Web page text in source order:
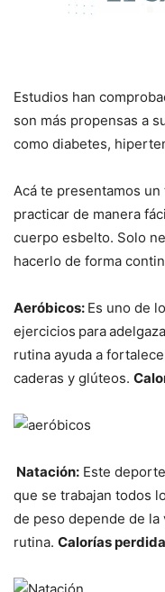
Estudios han
son más propensas a
como diabetes,
Acá te presentamos
practicar de manera
cuerpo esbelto. Solo
hacerlo de forma
Aeróbicos: Es uno de
ejercicios para
rutina ayuda a
caderas y glúteos.
Natación: Este
que se trabajan todos
de peso depende de
rutina. Calorías